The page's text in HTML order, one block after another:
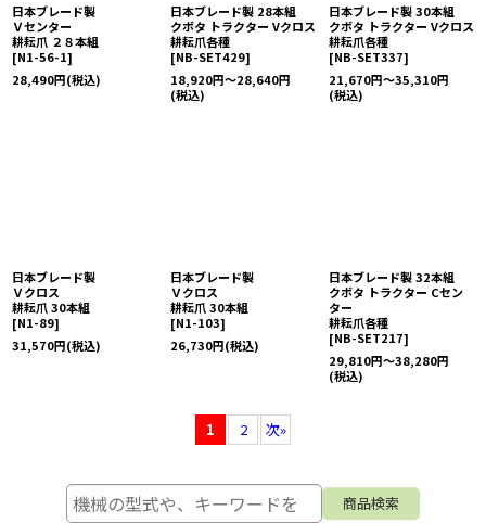
日本ブレード製
Ｖセンター
耕耘爪 ２８本組
[N1-56-1]
28,490円(税込)
日本ブレード製 28本組
クボタ トラクター Vクロス
耕耘爪各種
[NB-SET429]
18,920円～28,640円
(税込)
日本ブレード製 30本組
クボタ トラクター Vクロス
耕耘爪各種
[NB-SET337]
21,670円～35,310円
(税込)
日本ブレード製
Ｖクロス
耕耘爪 30本組
[N1-89]
31,570円(税込)
日本ブレード製
Ｖクロス
耕耘爪 30本組
[N1-103]
26,730円(税込)
日本ブレード製 32本組
クボタ トラクター Cセン
ター
耕耘爪各種
[NB-SET217]
29,810円～38,280円
(税込)
1 2 次»